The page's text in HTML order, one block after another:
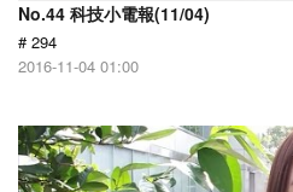
No.44 科技小電報(11/04)
# 294
2016-11-04 01:00